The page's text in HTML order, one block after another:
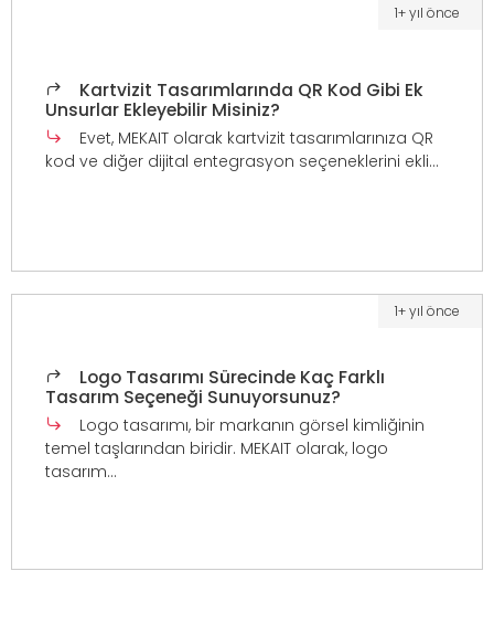
1+ yıl önce
Kartvizit Tasarımlarında QR Kod Gibi Ek
Unsurlar Ekleyebilir Misiniz?
Evet, MEKAIT olarak kartvizit tasarımlarınıza QR
kod ve diğer dijital entegrasyon seçeneklerini ekli...
1+ yıl önce
Logo Tasarımı Sürecinde Kaç Farklı
Tasarım Seçeneği Sunuyorsunuz?
Logo tasarımı, bir markanın görsel kimliğinin
temel taşlarından biridir. MEKAIT olarak, logo
tasarım...